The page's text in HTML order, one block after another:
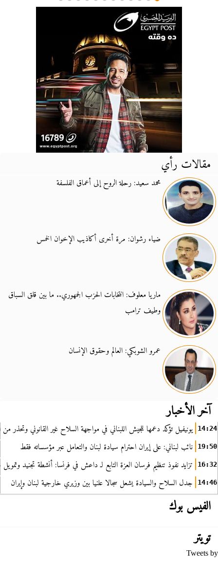
مقالات رأي
محمد سعيد: رحلة الروح إلى أعماق الفلسفة
ضياء رشوان: مرة أخرى أكاذيب الإخوان الخمس
ماريا معلوف: انتخابات الحزب الجمهوري.. ما بين قلق السباق
وطيف ترامب
عمرو الشوبكي: العالم وحقوق الإنسان
آخر الأخبار
14:24 يونيفيل تؤكد دعمها للجيش اللبناني في مواجهة السلاح غير القانوني وتحذر من
19:50 نائب لبناني: على إيران احترام سيادة لبنان والتعامل عبر مؤسساته فقط
16:32 تزايد نفوذ تنظيم فرسان العزة التابع لـ داعش في فرنسا: أنشطة تجنيد
14:46 جدل السلاح والسيادة يشعل سجالا علنيا بين وزيري خارجية لبنان وإيران
الفيس بوك
تويتر
Tweets by